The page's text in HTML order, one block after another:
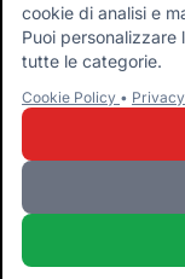
Tel +39 02
10954111000 - CS €
Termini e Condizioni
cookie di analisi e
Puoi
tutte le categorie.
Cookie Policy •